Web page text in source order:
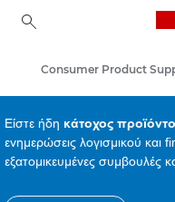
Consumer Product
Είστε ήδη κάτοχος
ενημερώσεις λογισμικού και
εξατομικευμένες συμβουλές